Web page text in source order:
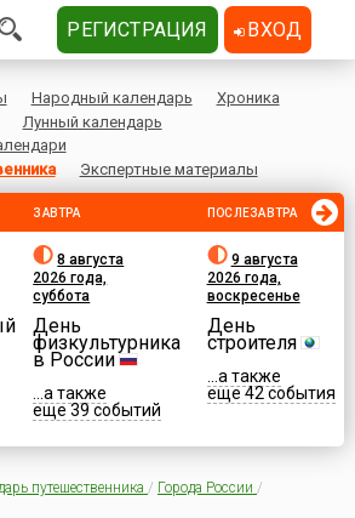
Народный календарь
Хроника
Лунный календарь
Экспертные материалы
ЗАВТРА
8 августа
2026 года,
суббота
День
физкультурника
в России
...а также
еще 39 событий
ПОСЛЕЗАВТРА
9 августа
2026 года,
воскресенье
День
строителя
...а также
еще 42 события
путешественника / Города России /
РЕГИСТРАЦИЯ ВХОД